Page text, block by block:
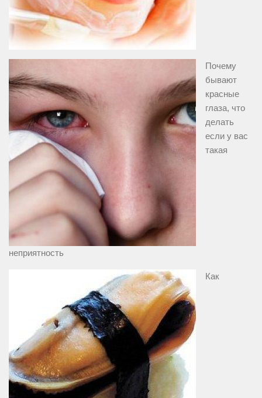
Почему
бывают
красные
глаза, что
делать
если у вас
такая
неприятность
Как